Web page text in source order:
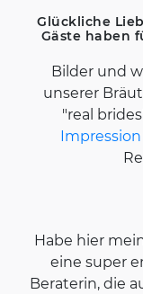
Glückliche
Gäste haben
Bilder und
unserer
"real
Impression
Habe hier
eine super
Beraterin, die